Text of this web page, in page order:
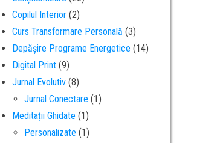
Copilul Interior (2)
Curs Transformare Personală (3)
Depășire Programe Energetice (14)
Digital Print (9)
Jurnal Evolutiv (8)
Jurnal Conectare (1)
Meditații Ghidate (1)
Personalizate (1)